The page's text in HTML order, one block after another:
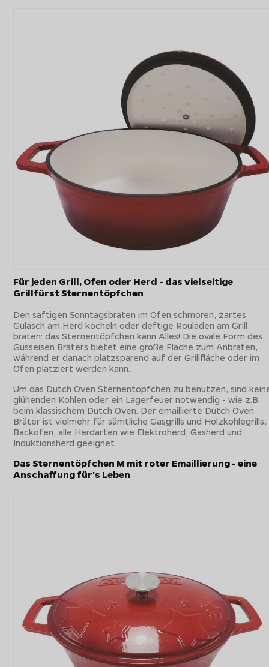
Für jeden Grill, Ofen oder Herd - das vielseitige
Grillfürst Sternentöpfchen
Den saftigen Sonntagsbraten im Ofen schmoren, zartes
Gulasch am Herd köcheln oder deftige Rouladen am Grill
braten: das Sternentöpfchen kann Alles! Die ovale Form des
Gusseisen Bräters bietet eine große Fläche zum Anbraten,
während er danach platzsparend auf der Grillfläche oder im
Ofen platziert werden kann.
Um das Dutch Oven Sternentöpfchen zu benutzen, sind
glühenden Kohlen oder ein Lagerfeuer notwendig - wie z.B.
beim klassischem Dutch Oven. Der emaillierte Dutch Oven
Bräter ist vielmehr für sämtliche Gasgrills und Holzkohlegrills,
Backofen, alle Herdarten wie Elektroherd, Gasherd und
Induktionsherd geeignet.
Das Sternentöpfchen M mit roter Emaillierung - eine
Anschaffung für's Leben